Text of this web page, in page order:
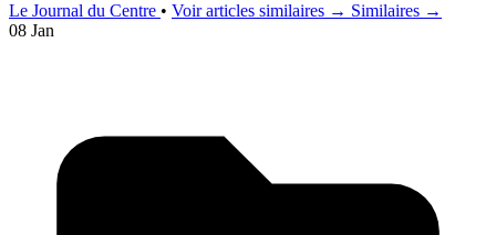
Le Journal du Centre • Voir articles similaires → Similaires →
08 Jan